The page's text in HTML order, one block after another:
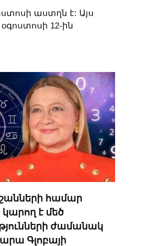
աստղն է: Այս
12-ին
համար
է մեծ
ժամանակ
Գլոբայի